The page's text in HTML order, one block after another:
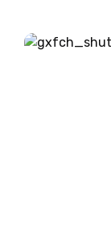
voljo za
kar...